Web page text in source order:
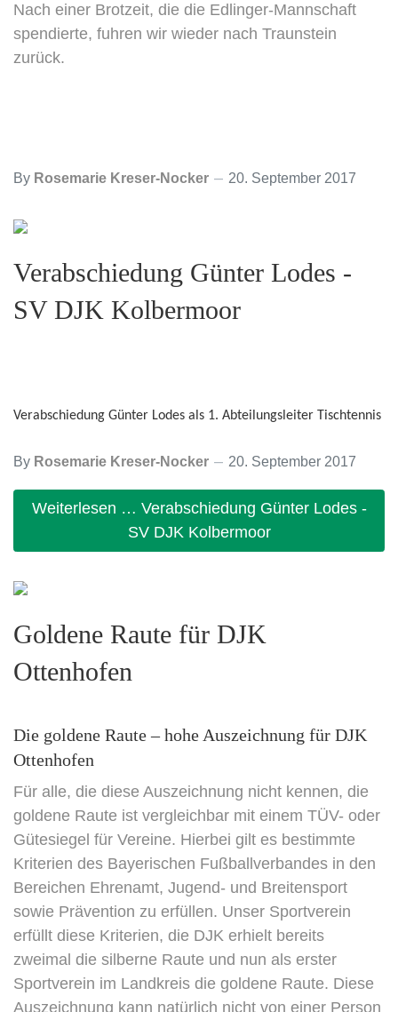
Nach einer Brotzeit, die die Edlinger-Mannschaft
spendierte, fuhren wir wieder nach Traunstein
zurück.
By Rosemarie Kreser-Nocker 20. September 2017
Verabschiedung Günter Lodes -
SV DJK Kolbermoor
Verabschiedung Günter Lodes als 1. Abteilungsleiter Tischtennis
By Rosemarie Kreser-Nocker 20. September 2017
Weiterlesen … Verabschiedung Günter Lodes -
SV DJK Kolbermoor
Goldene Raute für DJK
Ottenhofen
Die goldene Raute – hohe Auszeichnung für DJK
Ottenhofen
Für alle, die diese Auszeichnung nicht kennen, die
goldene Raute ist vergleichbar mit einem TÜV- oder
Gütesiegel für Vereine. Hierbei gilt es bestimmte
Kriterien des Bayerischen Fußballverbandes in den
Bereichen Ehrenamt, Jugend- und Breitensport
sowie Prävention zu erfüllen. Unser Sportverein
erfüllt diese Kriterien, die DJK erhielt bereits
zweimal die silberne Raute und nun als erster
Sportverein im Landkreis die goldene Raute. Diese
Auszeichnung kann natürlich nicht von einer Person